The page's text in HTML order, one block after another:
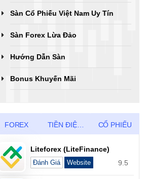
Sàn Cổ Phiếu Việt Nam Uy Tín
Sàn Forex Lừa Đảo
Hướng Dẫn Sàn
Bonus Khuyến Mãi
FOREX TIỀN ĐIỆN TỬ CỔ PHIẾU
Liteforex (LiteFinance)
Đánh Giá Website 9.5